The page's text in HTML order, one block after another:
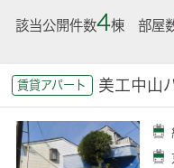
該当公開件数4棟 部屋
賃貸アパート 美工中山